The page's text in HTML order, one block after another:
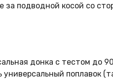
подводной косой со
донка с тестом до
поплавок